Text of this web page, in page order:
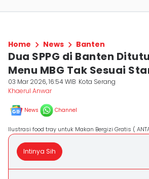
Home News Banten
Dua SPPG di Banten
Menu MBG Tak Sesuai
03 Mar 2026, 16:54 WIB Kota Serang
Khaerul Anwar
News Channel
Ilustrasi food tray untuk Makan Bergizi Gratis (
Intinya Sih